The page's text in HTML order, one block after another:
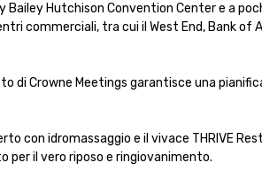
Hutchison Convention Center e a
commerciali, tra cui il West End, Bank of
di Crowne Meetings garantisce una
con idromassaggio e il vivace THRIVE
per il vero riposo e ringiovanimento.